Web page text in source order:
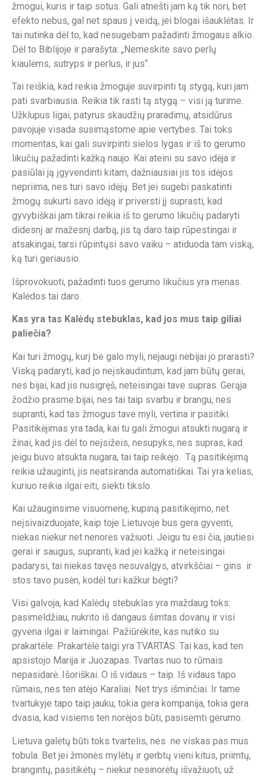
žmogui, kuris ir taip sotus. Gali atnešti jam ką tik nori, bet
efekto nebus, gal net spaus į veidą, jei blogai išauklėtas. Ir
tai nutinka dėl to, kad nesugebam pažadinti žmogaus alkio.
Dėl to Biblijoje ir parašyta: „Nemeskite savo perlų
kiaulėms, sutryps ir perlus, ir jus“.
Tai reiškia, kad reikia žmoguje suvirpinti tą stygą, kuri jam
pati svarbiausia. Reikia tik rasti tą stygą – visi ją turime.
Užklupus ligai, patyrus skaudžių praradimų, atsidūrus
pavojuje visada susimąstome apie vertybes. Tai toks
momentas, kai gali suvirpinti sielos lygas ir iš to gerumo
likučių pažadinti kažką naujo. Kai ateini su savo idėja ir
pasiūlai ją įgyvendinti kitam, dažniausiai jis tos idėjos
nepriima, nes turi savo idėjų. Bet jei sugebi paskatinti
žmogų sukurti savo idėją ir priversti jį suprasti, kad
gyvybiškai jam tikrai reikia iš to gerumo likučių padaryti
didesnį ar mažesnį darbą, jis tą daro taip rūpestingai ir
atsakingai, tarsi rūpintųsi savo vaiku – atiduoda tam viską,
ką turi geriausio.
Išprovokuoti, pažadinti tuos gerumo likučius yra menas.
Kalėdos tai daro.
Kas yra tas Kalėdų stebuklas, kad jos mus taip giliai
paliečia?
Kai turi žmogų, kurį be galo myli, nejaugi nebijai jo prarasti?
Viską padaryti, kad jo neįskaudintum, kad jam būtų gerai,
nes bijai, kad jis nusigręš, neteisingai tave supras. Gerąja
žodžio prasme bijai, nes tai taip svarbu ir brangu, nes
supranti, kad tas žmogus tave myli, vertina ir pasitiki.
Pasitikėjimas yra tada, kai tu gali žmogui atsukti nugarą ir
žinai, kad jis dėl to neįsižeis, nesupyks, nes supras, kad
jeigu buvo atsukta nugara, tai taip reikėjo. Tą pasitikėjimą
reikia užauginti, jis neatsiranda automatiškai. Tai yra kelias,
kuriuo reikia ilgai eiti, siekti tikslo.
Kai užauginsime visuomenę, kupiną pasitikėjimo, net
neįsivaizduojate, kaip toje Lietuvoje bus gera gyventi,
niekas niekur net nenorės važiuoti. Jeigu tu esi čia, jautiesi
gerai ir saugus, supranti, kad jei kažką ir neteisingai
padarysi, tai niekas tavęs nesuvalgys, atvirkščiai – gins ir
stos tavo pusėn, kodėl turi kažkur bėgti?
Visi galvoja, kad Kalėdų stebuklas yra maždaug toks:
pasimeldžiau, nukrito iš dangaus šimtas dovanų ir visi
gyvena ilgai ir laimingai. Pažiūrėkite, kas nutiko su
prakartėle. Prakartėlė taigi yra TVARTAS. Tai kas, kad ten
apsistojo Marija ir Juozapas. Tvartas nuo to rūmais
nepasidarė. Išoriškai. O iš vidaus – taip. Iš vidaus tapo
rūmais, nes ten atėjo Karaliai. Net trys išminčiai. Ir tame
tvartukyje tapo taip jauku, tokia gera kompanija, tokia gera
dvasia, kad visiems ten norėjos būti, pasisemti gerumo.
Lietuva galėtų būti toks tvartelis, nes ne viskas pas mus
tobula. Bet jei žmonės mylėtų ir gerbtų vieni kitus, priimtų,
brangintų, pasitikėtų – niekur nesinorėtų išvažiuoti, už